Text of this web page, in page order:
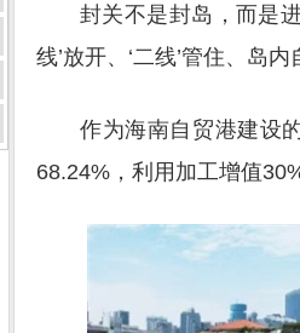
封关不是封岛，而是
线’放开、‘二线’管住、岛
作为海南自贸港建设
68.24%，利用加工增值